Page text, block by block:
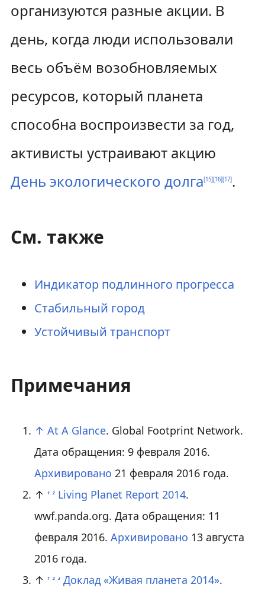
организуются разные акции. В
день, когда люди использовали
весь объём возобновляемых
ресурсов, который планета
способна воспроизвести за год,
активисты устраивают акцию
День экологического долга[15][16][17].
См. также
Индикатор подлинного прогресса
Стабильный город
Устойчивый транспорт
Примечания
↑ At A Glance. Global Footprint Network.
Дата обращения: 9 февраля 2016.
Архивировано 21 февраля 2016 года.
↑
1 2 Living Planet Report 2014.
wwf.panda.org. Дата обращения: 11
февраля 2016. Архивировано 13 августа
2016 года.
↑
1 2 3 Доклад «Живая планета 2014».